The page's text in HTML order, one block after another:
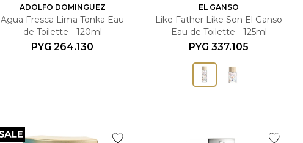
ADOLFO DOMINGUEZ
Agua Fresca Lima Tonka Eau
de Toilette - 120ml
PYG 264.130
EL GANSO
Like Father Like Son El Ganso
Eau de Toilette - 125ml
PYG 337.105